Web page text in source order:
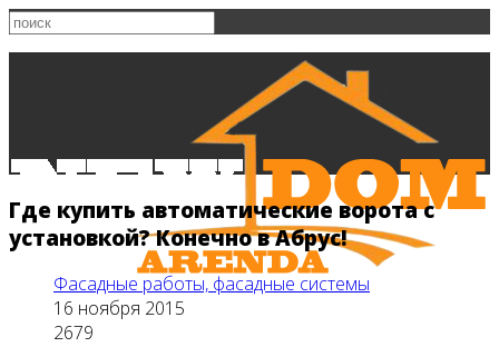
Где купить автоматические ворота с
установкой? Конечно в Абрус!
Фасадные работы, фасадные системы
16 ноября 2015
2679